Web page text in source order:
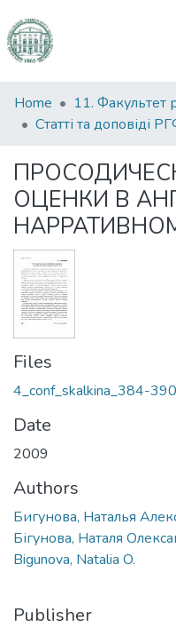
Communities
&
All of DSpace
Statistics
Home
Статті та доповіді
ОЦЕНКИ В
Files
4_conf_skalkina_384-
Date
2009
Authors
Бигунова, Наталья
Бігунова, Наталя
Bigunova, Natalia O.
Publisher